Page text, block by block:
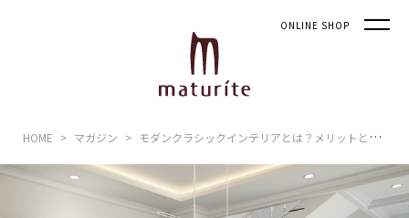
ONLINE SHOP
HOME マガジン モダンクラシックインテリアとは？メリットと構築するポイント